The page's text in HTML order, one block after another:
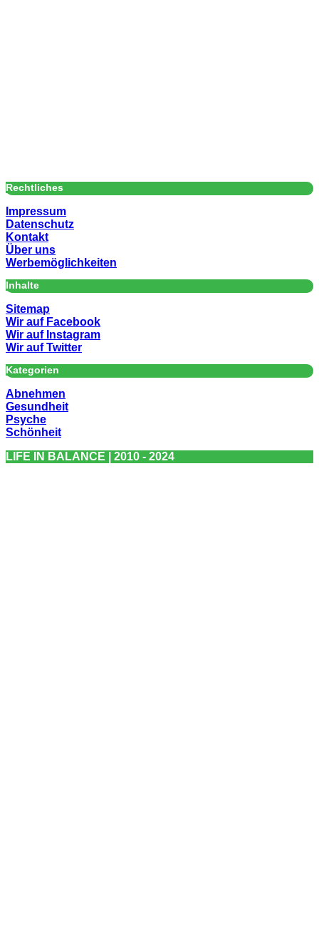
Rechtliches
Impressum
Datenschutz
Kontakt
Über uns
Werbemöglichkeiten
Inhalte
Sitemap
Wir auf Facebook
Wir auf Instagram
Wir auf Twitter
Kategorien
Abnehmen
Gesundheit
Psyche
Schönheit
LIFE IN BALANCE | 2010 - 2024